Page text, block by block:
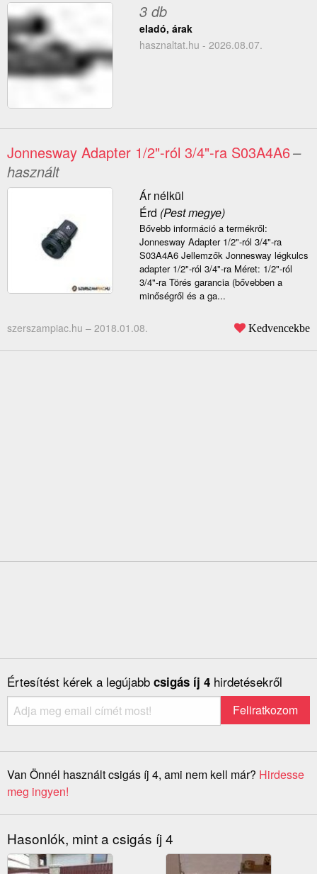
3 db
eladó, árak
hasznaltat.hu - 2026.08.07.
Jonnesway Adapter 1/2"-ról 3/4"-ra S03A4A6–
használt
Ár nélkül
Érd (Pest megye)
Bővebb információ a termékről:
Jonnesway Adapter 1/2"-ról 3/4"-ra
S03A4A6 Jellemzők Jonnesway légkulcs
adapter 1/2"-ról 3/4"-ra Méret: 1/2"-ról
3/4"-ra Törés garancia (bővebben a
minőségről és a ga...
szerszampiac.hu – 2018.01.08. Kedvencekbe
Értesítést kérek a legújabb csigás íj 4 hirdetésekről
Van Önnél használt csigás íj 4, ami nem kell már? Hirdesse
meg ingyen!
Hasonlók, mint a csigás íj 4